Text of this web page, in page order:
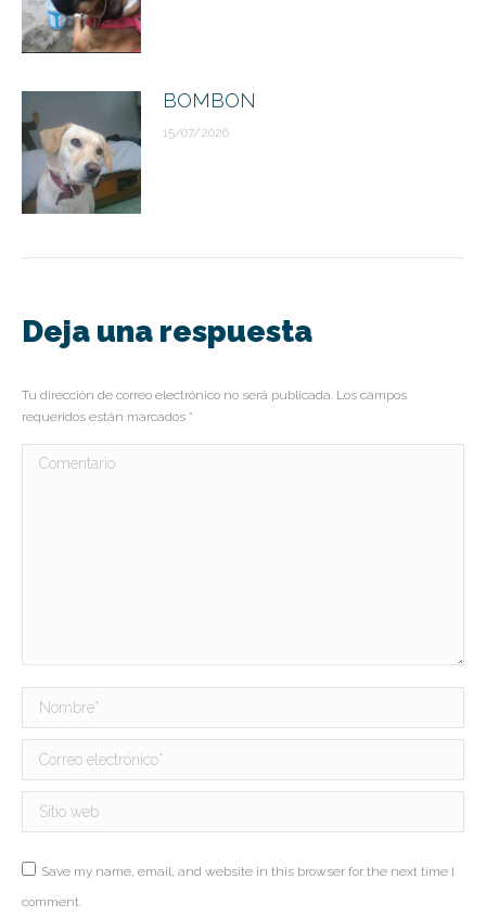
BOMBON
15/07/2026
Deja una respuesta
Tu dirección de correo electrónico no será publicada. Los campos
requeridos están marcados *
Comentario
Nombre *
Correo electrónico *
Sitio web
Save my name, email, and website in this browser for the next time I
comment.